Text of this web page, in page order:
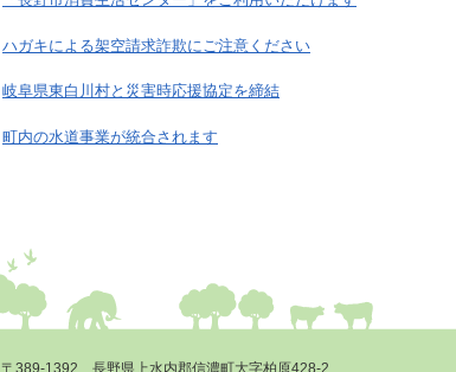
ハガキによる架空請求詐欺にご注意ください
岐阜県東白川村と災害時応援協定を締結
町内の水道事業が統合されます
〒389-1392 長野県上水内郡信濃町大字柏原428-2